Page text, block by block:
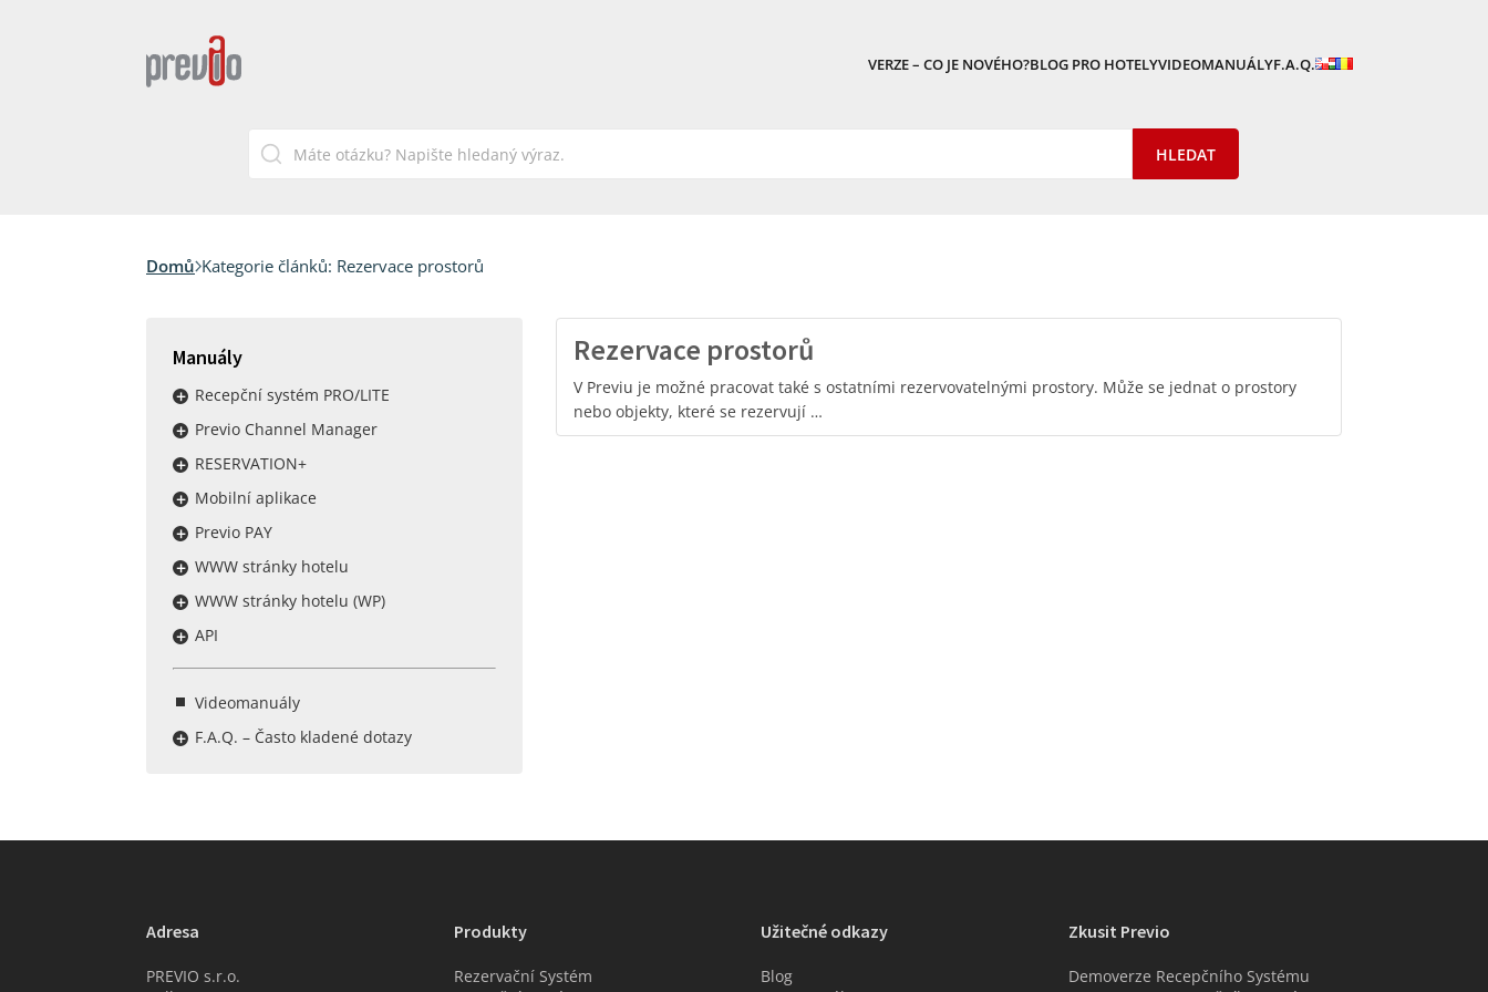
VERZE – CO JE NOVÉHO?BLOG PRO HOTELYVIDEOMANUÁLYF.A.Q.
Domů Kategorie článků: Rezervace prostorů
Manuály
Recepční systém PRO/LITE
Previo Channel Manager
RESERVATION+
Mobilní aplikace
Previo PAY
WWW stránky hotelu
WWW stránky hotelu (WP)
API
Videomanuály
F.A.Q. – Často kladené dotazy
Rezervace prostorů
V Previu je možné pracovat také s ostatními rezervovatelnými prostory. Může se jednat o prostory
nebo objekty, které se rezervují …
Adresa
PREVIO s.r.o.
Produkty
Rezervační Systém
Užitečné odkazy
Blog
Zkusit Previo
Demoverze Recepčního Systému